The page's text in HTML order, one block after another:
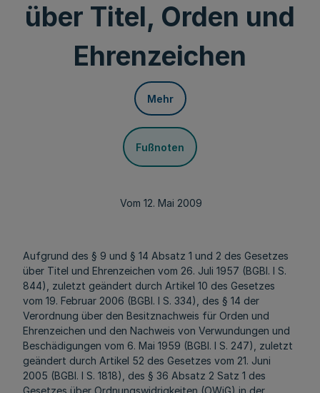
über Titel, Orden und
Ehrenzeichen
Mehr
Fußnoten
Vom 12. Mai 2009
Aufgrund des § 9 und § 14 Absatz 1 und 2 des Gesetzes
über Titel und Ehrenzeichen vom 26. Juli 1957 (BGBl. I S.
844), zuletzt geändert durch Artikel 10 des Gesetzes
vom 19. Februar 2006 (BGBl. I S. 334), des § 14 der
Verordnung über den Besitznachweis für Orden und
Ehrenzeichen und den Nachweis von Verwundungen und
Beschädigungen vom 6. Mai 1959 (BGBl. I S. 247), zuletzt
geändert durch Artikel 52 des Gesetzes vom 21. Juni
2005 (BGBl. I S. 1818), des § 36 Absatz 2 Satz 1 des
Gesetzes über Ordnungswidrigkeiten (OWiG) in der